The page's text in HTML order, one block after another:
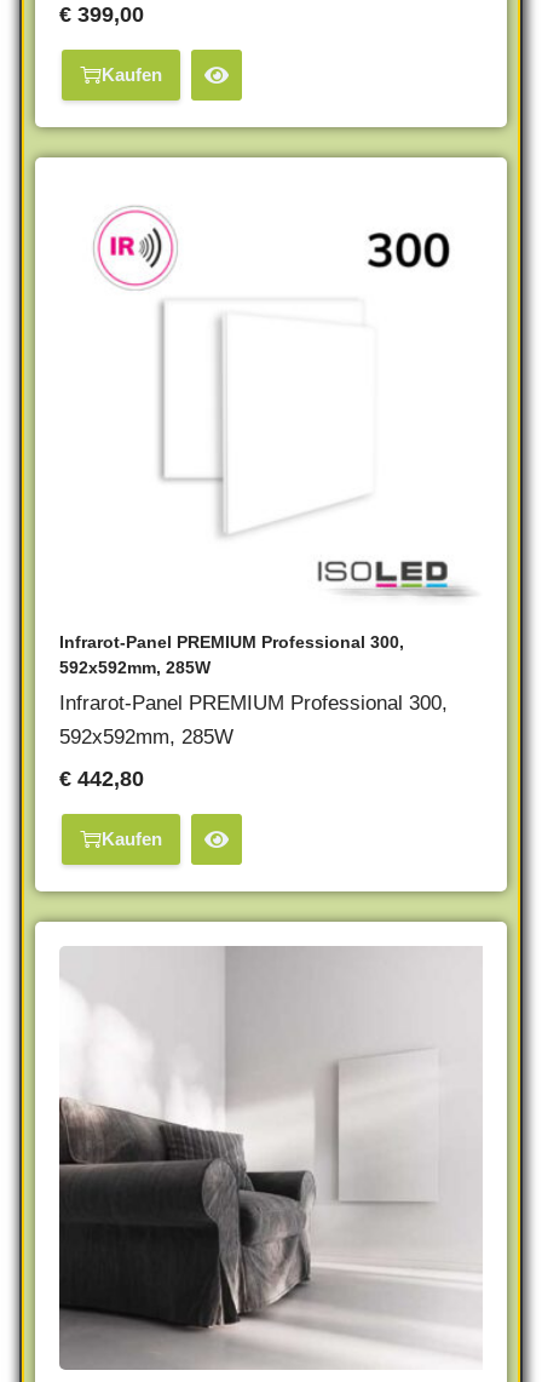
€ 399,00
Kaufen
Infrarot-Panel PREMIUM Professional 300,
592x592mm, 285W
Infrarot-Panel PREMIUM Professional 300,
592x592mm, 285W
€ 442,80
Kaufen